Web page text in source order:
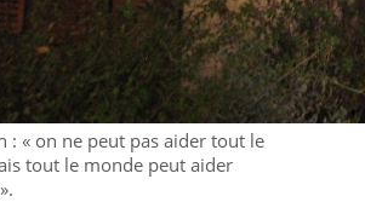
: « on ne peut pas aider tout le
tout le monde peut aider